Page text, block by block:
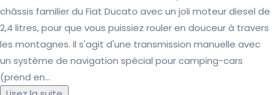
châssis familier du Fiat Ducato avec un joli moteur diesel de
2,4 litres, pour que vous puissiez rouler en douceur à travers
les montagnes. Il s'agit d'une transmission manuelle avec
un système de navigation spécial pour camping-cars
(prend en...